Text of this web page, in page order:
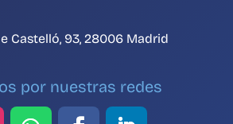
Castelló, 93, 28006 Madrid
por nuestras redes